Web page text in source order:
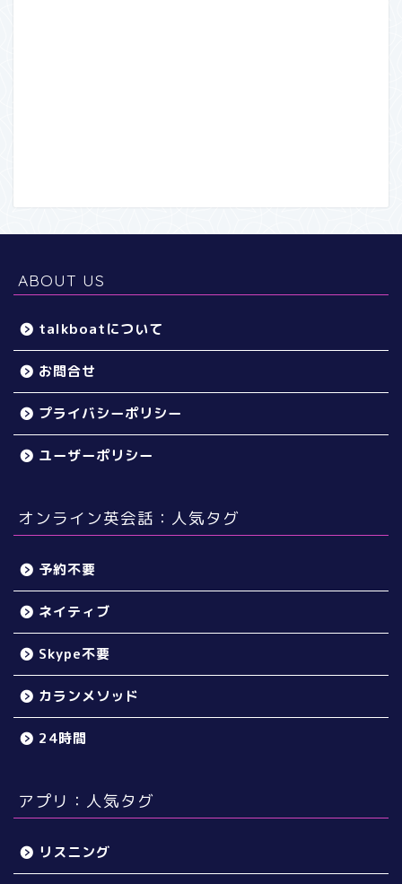
ABOUT US
talkboatについて
お問合せ
プライバシーポリシー
ユーザーポリシー
オンライン英会話：人気タグ
予約不要
ネイティブ
Skype不要
カランメソッド
24時間
アプリ：人気タグ
リスニング